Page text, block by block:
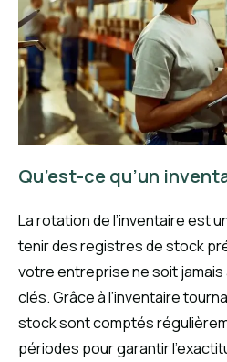
Qu’est-ce qu’un
La rotation de l’inventaire est
tenir des registres de stock
votre entreprise ne soit
clés. Grâce à l’inventaire
stock sont comptés
périodes pour garantir